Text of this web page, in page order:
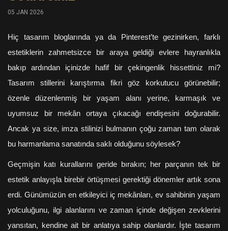
05 JAN 2026
Hiç tasarım bloglarında ya da Pinterest’te gezinirken, farklı
estetiklerin zahmetsizce bir araya geldiği evlere hayranlıkla
bakıp ardından içinizde hafif bir çekingenlik hissettiniz mi?
Tasarım stillerini karıştırma fikri göz korkutucu görünebilir;
özenle düzenlenmiş bir yaşam alanı yerine, karmaşık ve
uyumsuz bir mekân ortaya çıkacağı endişesini doğurabilir.
Ancak ya size, imza stilinizi bulmanın çoğu zaman tam olarak
bu harmanlama sanatında saklı olduğunu söylesek?
Geçmişin katı kurallarını geride bırakın; her parçanın tek bir
estetik anlayışla birebir örtüşmesi gerektiği dönemler artık sona
erdi. Günümüzün en etkileyici iç mekânları, ev sahibinin yaşam
yolculuğunu, ilgi alanlarını ve zaman içinde değişen zevklerini
yansıtan, kendine ait bir anlatıya sahip olanlardır. İşte tasarım